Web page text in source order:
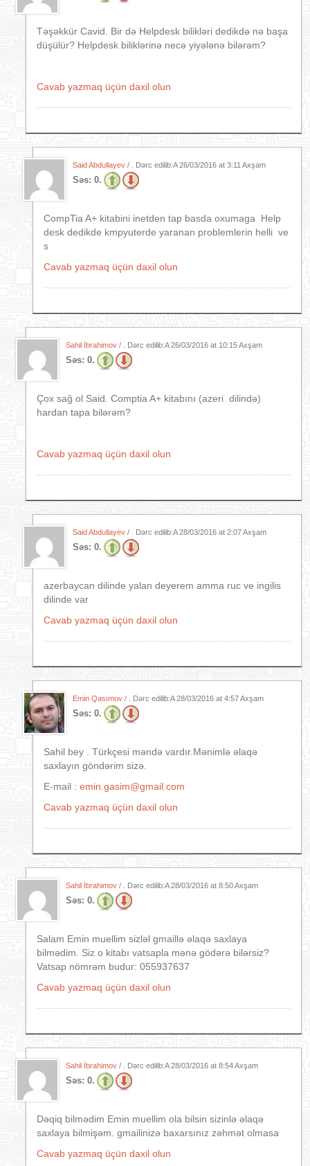
Təşəkkür Cavid. Bir də Helpdesk bilikləri dedikdə nə başa
düşülür? Helpdesk biliklərinə necə yiyələnə bilərəm?
Cavab yazmaq üçün daxil olun
Said Abdullayev / . Dərc edilib:A26/03/2016 at 3:11 Axşam
Səs: 0.
CompTia A+ kitabini inetden tap basda oxumaga Help
desk dedikde kmpyuterde yaranan problemlerin helli ve
s
Cavab yazmaq üçün daxil olun
Sahil İbrahimov / . Dərc edilib:A26/03/2016 at 10:15 Axşam
Səs: 0.
Çox sağ ol Said. Comptia A+ kitabını (azeri dilində)
hardan tapa bilərəm?
Cavab yazmaq üçün daxil olun
Said Abdullayev / . Dərc edilib:A28/03/2016 at 2:07 Axşam
Səs: 0.
azerbaycan dilinde yalan deyerem amma ruc ve ingilis
dilinde var
Cavab yazmaq üçün daxil olun
Emin Qasımov / . Dərc edilib:A28/03/2016 at 4:57 Axşam
Səs: 0.
Sahil bey . Türkçesi məndə vardır.Mənimlə əlaqə
saxlayın göndərim sizə.
E-mail : emin.gasim@gmail.com
Cavab yazmaq üçün daxil olun
Sahil İbrahimov / . Dərc edilib:A28/03/2016 at 8:50 Axşam
Səs: 0.
Salam Emin muellim sizləl gmaillə əlaqə saxlaya
bilmədim. Siz o kitabı vatsapla mənə gödərə bilərsiz?
Vatsap nömrəm budur: 055937637
Cavab yazmaq üçün daxil olun
Sahil İbrahimov / . Dərc edilib:A28/03/2016 at 8:54 Axşam
Səs: 0.
Dəqiq bilmədim Emin muellim ola bilsin sizinlə əlaqə
saxlaya bilmişəm. gmailinizə baxarsınız zəhmət olmasa
Cavab yazmaq üçün daxil olun